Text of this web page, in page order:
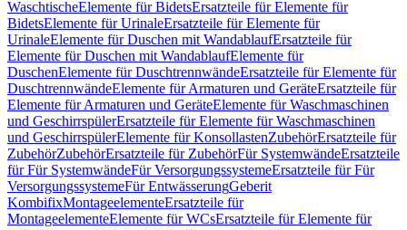
WaschtischeElemente für BidetsErsatzteile für Elemente für
BidetsElemente für UrinaleErsatzteile für Elemente für
UrinaleElemente für Duschen mit WandablaufErsatzteile für
Elemente für Duschen mit WandablaufElemente für
DuschenElemente für DuschtrennwändeErsatzteile für Elemente für
DuschtrennwändeElemente für Armaturen und GeräteErsatzteile für
Elemente für Armaturen und GeräteElemente für Waschmaschinen
und GeschirrspülerErsatzteile für Elemente für Waschmaschinen
und GeschirrspülerElemente für KonsollastenZubehörErsatzteile für
ZubehörZubehörErsatzteile für ZubehörFür SystemwändeErsatzteile
für Für SystemwändeFür VersorgungssystemeErsatzteile für Für
VersorgungssystemeFür EntwässerungGeberit
KombifixMontageelementeErsatzteile für
MontageelementeElemente für WCsErsatzteile für Elemente für